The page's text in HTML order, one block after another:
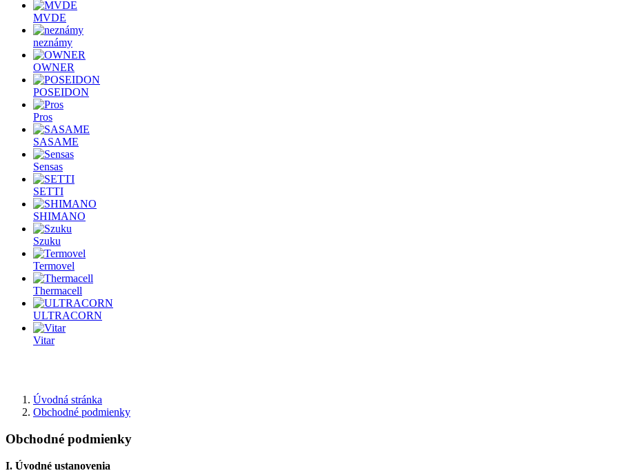
MVDE
neznámy
OWNER
POSEIDON
Pros
SASAME
Sensas
SETTI
SHIMANO
Szuku
Termovel
Thermacell
ULTRACORN
Vitar
Úvodná stránka
Obchodné podmienky
Obchodné podmienky
I. Úvodné ustanovenia